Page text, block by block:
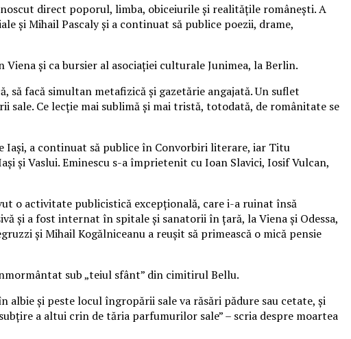
direct poporul, limba, obiceiurile şi realitățile româneşti. A
şi Mihail Pascaly şi a continuat să publice poezii, drame,
şi ca bursier al asociaţiei culturale Junimea, la Berlin.
facă simultan metafizică și gazetărie angajată. Un suflet
Ce lecție mai sublimă și mai tristă, totodată, de românitate se
a continuat să publice în Convorbiri literare, iar Titu
şi Vaslui. Eminescu s-a împrietenit cu Ioan Slavici, Iosif Vulcan,
o activitate publicistică excepțională, care i-a ruinat însă
şi a fost internat în spitale şi sanatorii în ţară, la Viena şi Odessa,
şi Mihail Kogălniceanu a reuşit să primească o mică pensie
sub „teiul sfânt” din cimitirul Bellu.
și peste locul îngropării sale va răsări pădure sau cetate, și
a altui crin de tăria parfumurilor sale” – scria despre moartea